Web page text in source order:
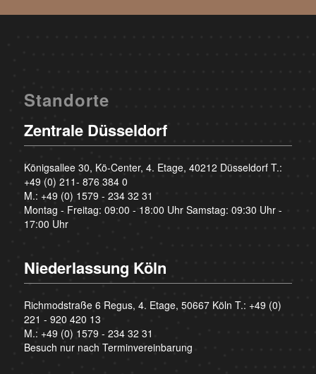
Standorte
Zentrale Düsseldorf
Königsallee 30, Kö-Center, 4. Etage, 40212 Düsseldorf T.:
+49 (0) 211- 876 384 0
M.: +49 (0) 1579 - 234 32 31
Montag - Freitag: 09:00 - 18:00 Uhr Samstag: 09:30 Uhr -
17:00 Uhr
Niederlassung Köln
Richmodstraße 6 Regus, 4. Etage, 50667 Köln T.: +49 (0)
221 - 920 420 13
M.: +49 (0) 1579 - 234 32 31
Besuch nur nach Terminvereinbarung